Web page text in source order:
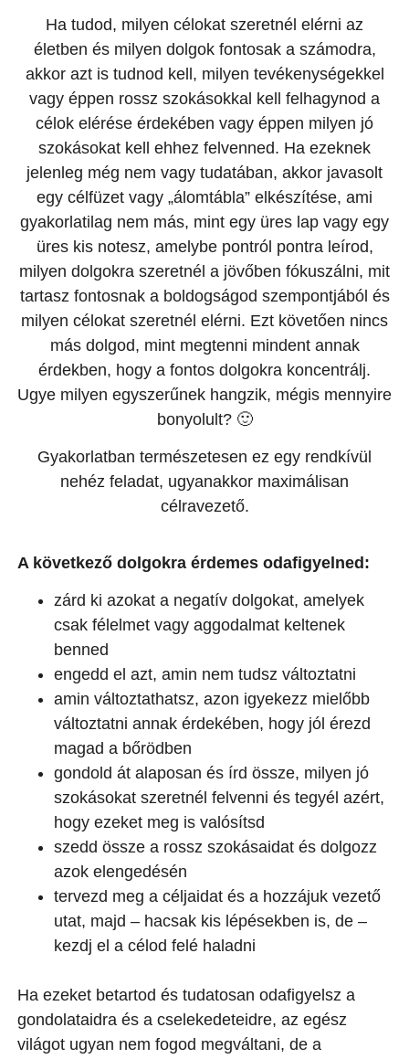
Ha tudod, milyen célokat szeretnél elérni az
életben és milyen dolgok fontosak a számodra,
akkor azt is tudnod kell, milyen tevékenységekkel
vagy éppen rossz szokásokkal kell felhagynod a
célok elérése érdekében vagy éppen milyen jó
szokásokat kell ehhez felvenned. Ha ezeknek
jelenleg még nem vagy tudatában, akkor javasolt
egy célfüzet vagy „álomtábla” elkészítése, ami
gyakorlatilag nem más, mint egy üres lap vagy egy
üres kis notesz, amelybe pontról pontra leírod,
milyen dolgokra szeretnél a jövőben fókuszálni, mit
tartasz fontosnak a boldogságod szempontjából és
milyen célokat szeretnél elérni. Ezt követően nincs
más dolgod, mint megtenni mindent annak
érdekben, hogy a fontos dolgokra koncentrálj.
Ugye milyen egyszerűnek hangzik, mégis mennyire
bonyolult? 🙂
Gyakorlatban természetesen ez egy rendkívül
nehéz feladat, ugyanakkor maximálisan
célravezető.
A következő dolgokra érdemes odafigyelned:
zárd ki azokat a negatív dolgokat, amelyek
csak félelmet vagy aggodalmat keltenek
benned
engedd el azt, amin nem tudsz változtatni
amin változtathatsz, azon igyekezz mielőbb
változtatni annak érdekében, hogy jól érezd
magad a bőrödben
gondold át alaposan és írd össze, milyen jó
szokásokat szeretnél felvenni és tegyél azért,
hogy ezeket meg is valósítsd
szedd össze a rossz szokásaidat és dolgozz
azok elengedésén
tervezd meg a céljaidat és a hozzájuk vezető
utat, majd – hacsak kis lépésekben is, de –
kezdj el a célod felé haladni
Ha ezeket betartod és tudatosan odafigyelsz a
gondolataidra és a cselekedeteidre, az egész
világot ugyan nem fogod megváltani, de a